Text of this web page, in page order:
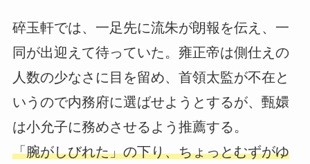
碎玉軒では、一足先に流朱が朗報を伝え、一
同が出迎えて待っていた。雍正帝は側仕えの
人数の少なさに目を留め、首領太監が不在と
いうので内務府に選ばせようとするが、甄嬛
は小允子に務めさせるよう推薦する。
「腕がしびれた」の下り、ちょっとむずがゆ